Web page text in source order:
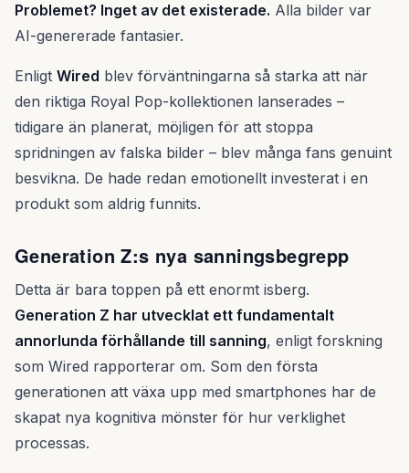
Problemet? Inget av det existerade. Alla bilder var
AI-genererade fantasier.
Enligt Wired blev förväntningarna så starka att när
den riktiga Royal Pop-kollektionen lanserades –
tidigare än planerat, möjligen för att stoppa
spridningen av falska bilder – blev många fans genuint
besvikna. De hade redan emotionellt investerat i en
produkt som aldrig funnits.
Generation Z:s nya sanningsbegrepp
Detta är bara toppen på ett enormt isberg.
Generation Z har utvecklat ett fundamentalt
annorlunda förhållande till sanning, enligt forskning
som Wired rapporterar om. Som den första
generationen att växa upp med smartphones har de
skapat nya kognitiva mönster för hur verklighet
processas.